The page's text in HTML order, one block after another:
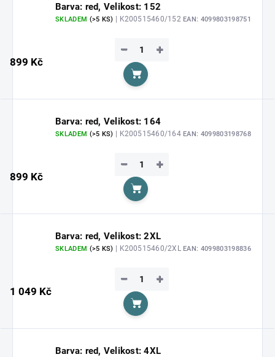
Barva: red, Velikost: 152
SKLADEM (>5 KS) | K200515460/152EAN: 4099803198751
899 Kč
+
−
Do košíku
Barva: red, Velikost: 164
SKLADEM (>5 KS) | K200515460/164EAN: 4099803198768
899 Kč
+
−
Do košíku
Barva: red, Velikost: 2XL
SKLADEM (>5 KS) | K200515460/2XLEAN: 4099803198836
1 049 Kč
+
−
Do košíku
Barva: red, Velikost: 4XL